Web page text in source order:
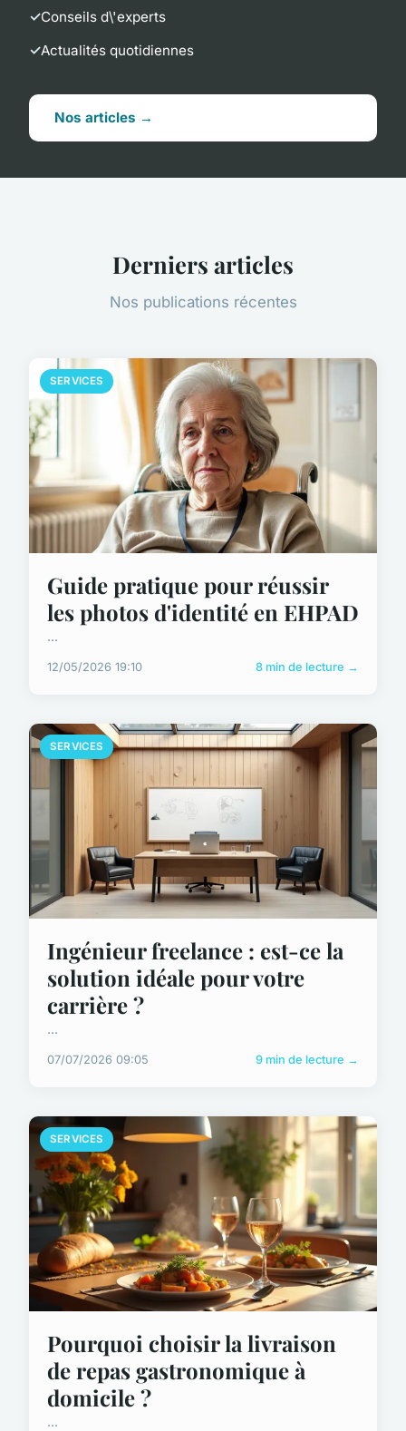
Conseils d\'experts
Actualités quotidiennes
Nos articles →
Derniers articles
Nos publications récentes
SERVICES
Guide pratique pour réussir
les photos d'identité en EHPAD
...
12/05/2026 19:10 8 min de lecture →
SERVICES
Ingénieur freelance : est-ce la
solution idéale pour votre
carrière ?
...
07/07/2026 09:05 9 min de lecture →
SERVICES
Pourquoi choisir la livraison
de repas gastronomique à
domicile ?
...